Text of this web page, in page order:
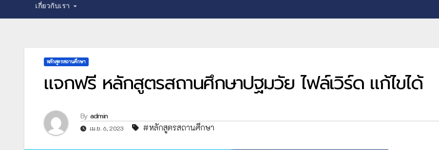
เกี่ยวกับเรา
หลักสูตรสถานศึกษา
แจกฟรี หลักสูตรสถานศึกษาปฐมวัย ไฟล์เวิร์ด แก้ไขได้
By admin
เม.ย. 6, 2023 #หลักสูตรสถานศึกษา